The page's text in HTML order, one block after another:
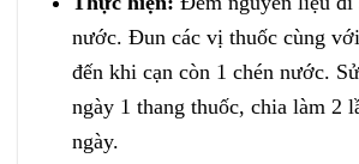
nước. Đun các vị thuốc cùng
đến khi cạn còn 1 chén nước.
ngày 1 thang thuốc, chia làm 2
ngày.